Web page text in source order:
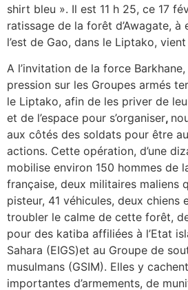
shirt bleu ». Il est 11 h 25, ce 17
ratissage de la forêt d’Awagate, à
l’est de Gao, dans le Liptako,
A l’invitation de la force
pression sur les Groupes armés
le Liptako, afin de les priver de
et de l’espace pour s’organiser,
aux côtés des soldats pour être
actions. Cette opération, d’une
mobilise environ 150 hommes de
française, deux militaires maliens
pisteur, 41 véhicules, deux chiens
troubler le calme de cette forêt,
pour des katiba affiliées à l’Etat
Sahara (EIGS)et au Groupe de
musulmans (GSIM). Elles y
importantes d’armements, de